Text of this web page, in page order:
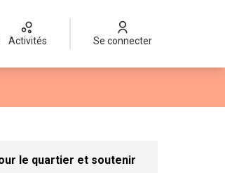
Activités Se connecter
le quartier et soutenir